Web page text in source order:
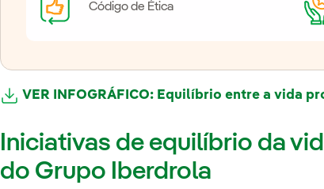
Código de Ética
Link externo, abra em uma nova aba.
VER INFOGRÁFICO: Equilíbrio entre a vida
Iniciativas de equilíbrio da
do Grupo Iberdrola